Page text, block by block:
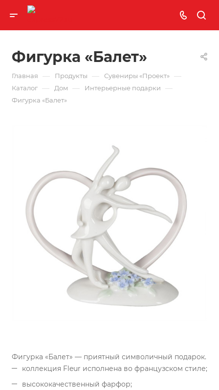
Фигурка «Балет»
Главная — Продукты — Сувениры «Проект» —
Каталог — Дом — Интерьерные подарки —
Фигурка «Балет»
Фигурка «Балет» — приятный символичный подарок.
коллекция Fleur исполнена во французском стиле;
высококачественный фарфор;